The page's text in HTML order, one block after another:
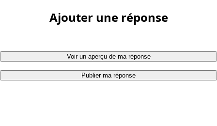
Ajouter une réponse
Voir un aperçu de ma réponse
Publier ma réponse